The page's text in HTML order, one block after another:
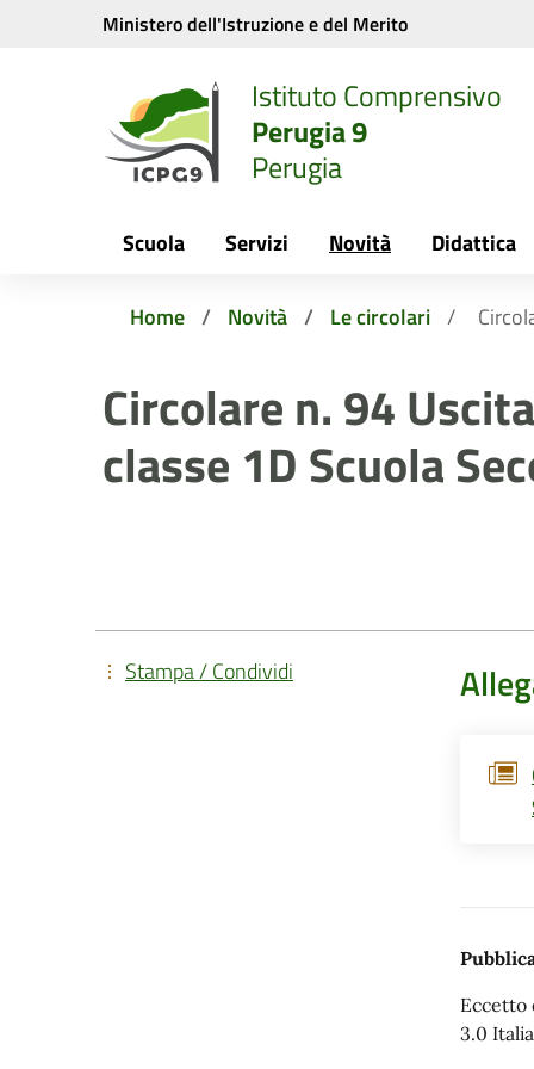
Vai ai contenuti
Vai al menu di navigazione
Ministero dell'Istruzione e del Merito
Istituto Comprensivo
Perugia 9
Perugia
Scuola Servizi Novità Didattica
Home Novità Le circolari
Circolare n. 94
classe 1D Scuola
Eccetto
3.0
Stampa / Condividi